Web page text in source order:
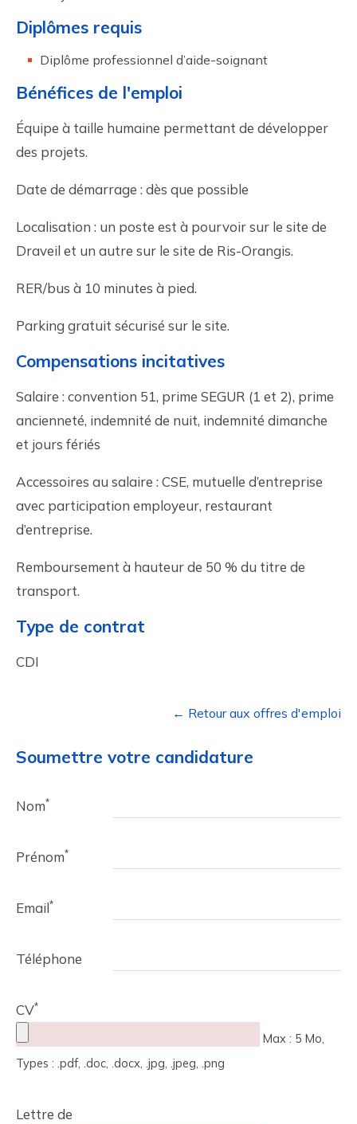
Diplômes requis
Diplôme professionnel d’aide-soignant
Bénéfices de l'emploi
Équipe à taille humaine permettant de développer
des projets.
Date de démarrage : dès que possible
Localisation : un poste est à pourvoir sur le site de
Draveil et un autre sur le site de Ris-Orangis.
RER/bus à 10 minutes à pied.
Parking gratuit sécurisé sur le site.
Compensations incitatives
Salaire : convention 51, prime SEGUR (1 et 2), prime
ancienneté, indemnité de nuit, indemnité dimanche
et jours fériés
Accessoires au salaire : CSE, mutuelle d’entreprise
avec participation employeur, restaurant
d’entreprise.
Remboursement à hauteur de 50 % du titre de
transport.
Type de contrat
CDI
← Retour aux offres d'emploi
Soumettre votre candidature
Nom*
Prénom*
Email*
Téléphone
CV*
Max : 5 Mo,
Types : .pdf, .doc, .docx, .jpg, .jpeg, .png
Lettre de